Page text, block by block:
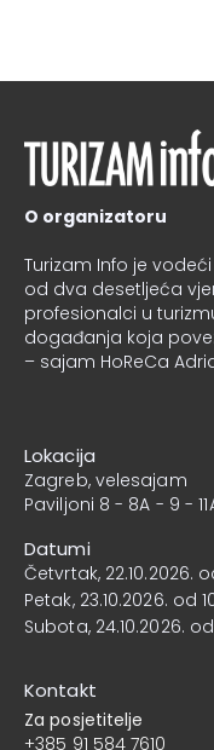
O organizatoru
Turizam Info je
od dva desetljeća
profesionalci u
događanja koja
– sajam HoReCa
Lokacija
Zagreb, velesajam
Paviljoni 8 - 8A - 9 -
Datumi
Četvrtak, 22.10.2026.
Petak, 23.10.2026. od
Subota, 24.10.2026.
Kontakt
Za posjetitelje
+385 91 584 7610